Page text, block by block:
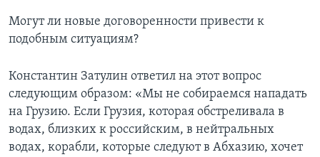
Могут ли новые договоренности привести к
подобным ситуациям?
Константин Затулин ответил на этот вопрос
следующим образом: «Мы не собираемся нападать
на Грузию. Если Грузия, которая обстреливала в
водах, близких к российским, в нейтральных
водах, корабли, которые следуют в Абхазию, хочет